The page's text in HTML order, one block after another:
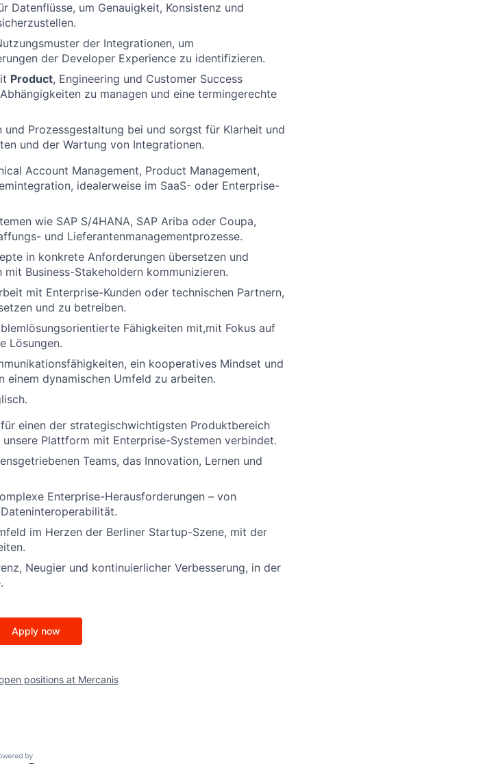
Datenflüsse, um Genauigkeit, Konsistenz und
der Integrationen, um
der Developer Experience zu identifizieren.
Product, Engineering und Customer Success
zu managen und eine termingerechte
und Prozessgestaltung bei und sorgst für Klarheit und
und der Wartung von Integrationen.
Account Management, Product Management,
idealerweise im SaaS- oder Enterprise-
wie SAP S/4HANA, SAP Ariba oder Coupa,
und Lieferantenmanagementprozesse.
in konkrete Anforderungen übersetzen und
mit Business-Stakeholdern kommunizieren.
mit Enterprise-Kunden oder technischen Partnern,
und zu betreiben.
Fähigkeiten mit,mit Fokus auf
Lösungen.
, ein kooperatives Mindset und
einem dynamischen Umfeld zu arbeiten.
.
für einen der strategischwichtigsten Produktbereich
unsere Plattform mit Enterprise-Systemen verbindet.
Teams, das Innovation, Lernen und
Enterprise-Herausforderungen – von
Dateninteroperabilität.
im Herzen der Berliner Startup-Szene, mit der
.
, Neugier und kontinuierlicher Verbesserung, in der
.
Apply now
positions at Mercanis
by Getro.com